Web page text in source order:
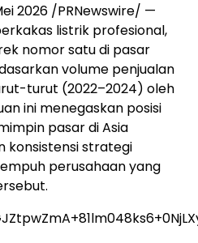
2026 /PRNewswire/ —
listrik profesional,
nomor satu di pasar
volume penjualan
turut (2022–2024) oleh
ini menegaskan posisi
pasar di Asia
konsistensi strategi
perusahaan yang